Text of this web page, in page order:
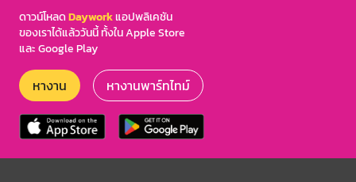
ดาวน์โหลดDayworkแอปพลิเคชัน
ของเราได้แล้ววันนี้ ทั้งใน Apple Store
และ Google Play
หางาน หางานพาร์ทไทม์